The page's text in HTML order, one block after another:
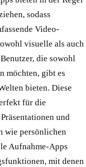
sodass
Video-
visuelle als auch
die sowohl
möchten, gibt es
bieten. Diese
für die
und
wie persönlichen
Aufnahme-Apps
mit denen